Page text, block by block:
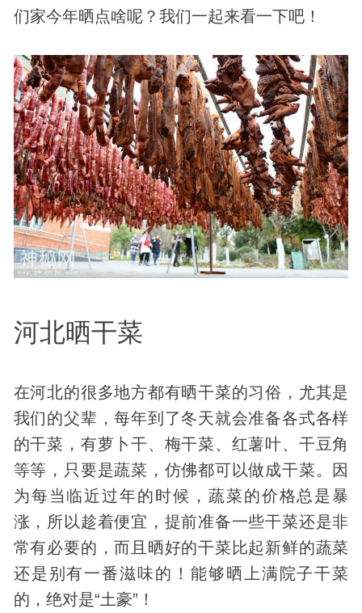
们家今年晒点啥呢？我们一起来看一下吧！
河北晒干菜
在河北的很多地方都有晒干菜的习俗，尤其是
我们的父辈，每年到了冬天就会准备各式各样
的干菜，有萝卜干、梅干菜、红薯叶、干豆角
等等，只要是蔬菜，仿佛都可以做成干菜。因
为每当临近过年的时候，蔬菜的价格总是暴
涨，所以趁着便宜，提前准备一些干菜还是非
常有必要的，而且晒好的干菜比起新鲜的蔬菜
还是别有一番滋味的！能够晒上满院子干菜
的，绝对是“土豪”！